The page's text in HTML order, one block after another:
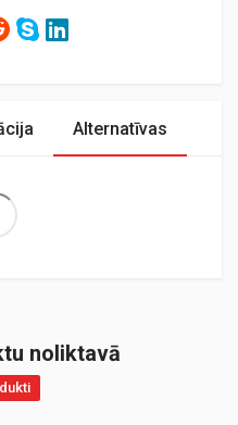
Alternatīvas
noliktavā